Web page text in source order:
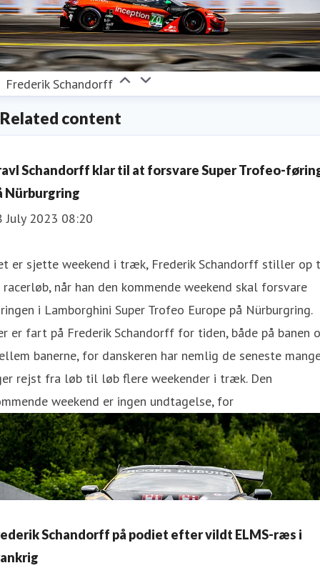
Frederik Schandorff
Related content
Schandorff klar til at forsvare Super Trofeo-
Nürburgring
July 2023 08:20
er sjette weekend i træk, Frederik Schandorff stiller op
når han den kommende weekend skal forsvare
i Lamborghini Super Trofeo Europe på Nürburgring.
er fart på Frederik Schandorff for tiden, både på banen
banerne, for danskeren har nemlig de seneste
rejst fra løb til løb flere weekender i træk. Den
weekend er ingen undtagelse, for
Schandorff på podiet efter vildt ELMS-ræs i